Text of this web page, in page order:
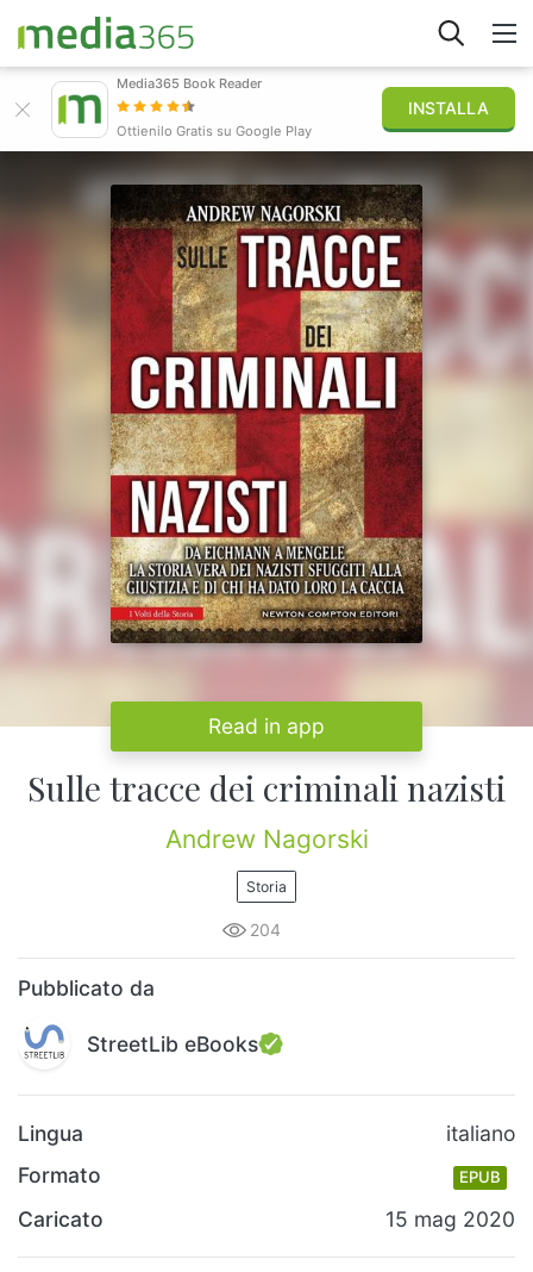
Accedi
Pubblica
Media365 Book Reader
Ottienilo Gratis su Google Play
INSTALLA
Read in app
Sulle tracce dei criminali nazisti
Andrew Nagorski
Storia
204
Pubblicato da
StreetLib eBooks
Lingua
italiano
Formato
EPUB
Caricato 15 mag 2020